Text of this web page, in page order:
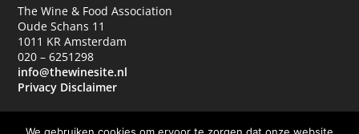
The Wine & Food Association
Oude Schans 11
1011 KR Amsterdam
020 – 6251298
info@thewinesite.nl
Privacy Disclaimer